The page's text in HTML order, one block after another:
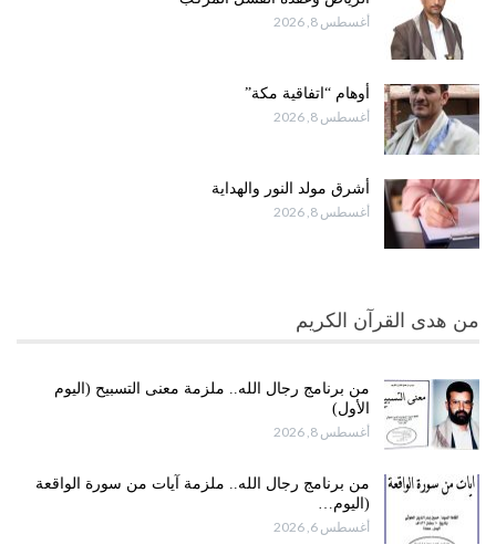
أغسطس 8, 2026
أوهام “اتفاقية مكة”
أغسطس 8, 2026
أشرق مولد النور والهداية
أغسطس 8, 2026
من هدى القرآن الكريم
من برنامج رجال الله.. ملزمة معنى التسبيح (اليوم
الأول)
أغسطس 8, 2026
من برنامج رجال الله.. ملزمة آيات من سورة الواقعة
(اليوم…
أغسطس 6, 2026